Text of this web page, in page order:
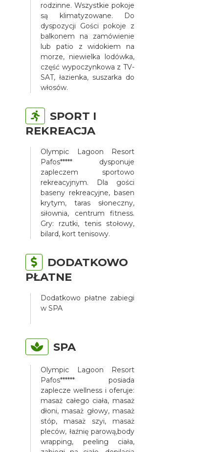
rodzinne. Wszystkie pokoje
są klimatyzowane. Do
dyspozycji Gości pokoje z
balkonem na zamówienie
lub patio z widokiem na
morze, niewielka lodówka,
część wypoczynkowa z TV-
SAT, łazienka, suszarka do
włosów.
SPORT I
REKREACJA
Olympic Lagoon Resort
Pafos***** dysponuje
zapleczem sportowo
rekreacyjnym. Dla gości
baseny rekreacyjne, basen
krytym, taras słoneczny,
siłownia, centrum fitness.
Gry: rzutki, tenis stołowy,
bilard, kort tenisowy.
DODATKOWO
PŁATNE
Dodatkowo płatne zabiegi
w SPA
SPA
Olympic Lagoon Resort
Pafos****** posiada
zaplecze wellness i oferuje:
masaż całego ciała, masaż
dłoni, masaż głowy, masaż
stóp, masaż szyi, masaż
pleców, łaźnię parową,body
wrapping, peeling ciała,